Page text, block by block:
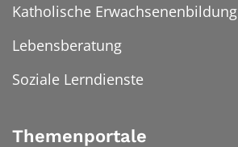
Katholische Erwachsenenbildung
Lebensberatung
Soziale Lerndienste
Themenportale